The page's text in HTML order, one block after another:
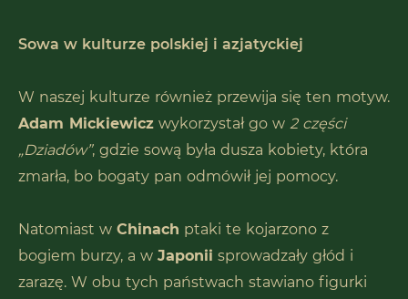
Sowa w kulturze polskiej i azjatyckiej
W naszej kulturze również przewija się ten motyw.
Adam Mickiewicz wykorzystał go w 2 części
„Dziadów”, gdzie sową była dusza kobiety, która
zmarła, bo bogaty pan odmówił jej pomocy.
Natomiast w Chinach ptaki te kojarzono z
bogiem burzy, a w Japonii sprowadzały głód i
zarazę. W obu tych państwach stawiano figurki